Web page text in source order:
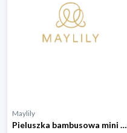
Maylily
Pieluszka bambusowa mini 25x25 - Rajskie piórka - OUTLET